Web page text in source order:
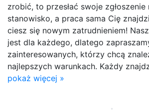
zrobić, to przesłać swoje zgłoszenie
stanowisko, a praca sama Cię
ciesz się nowym zatrudnieniem!
jest dla każdego, dlatego
zainteresowanych, którzy chcą
najlepszych warunkach. Każdy
pokaż więcej »